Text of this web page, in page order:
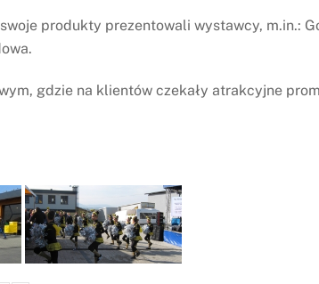
produkty prezentowali wystawcy, m.in.:
gdzie na klientów czekały atrakcyjne